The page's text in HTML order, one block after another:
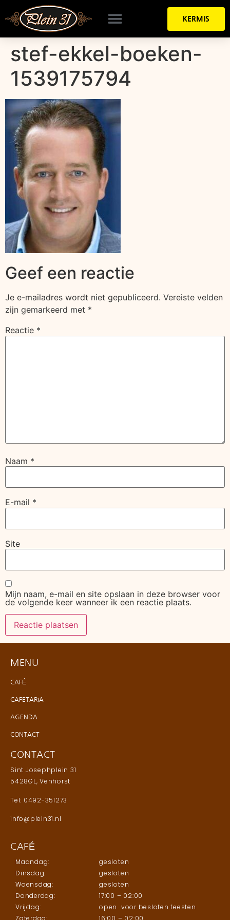
KERMIS
stef-ekkel-boeken-
1539175794
Geef een reactie
Je e-mailadres wordt niet gepubliceerd. Vereiste velden
zijn gemarkeerd met *
Reactie *
Naam *
E-mail *
Site
Mijn naam, e-mail en site opslaan in deze browser voor
de volgende keer wanneer ik een reactie plaats.
MENU
CAFÉ
CAFETARIA
AGENDA
CONTACT
CONTACT
Sint Josephplein 31
5428GL, Venhorst
Tel: 0492-351273
info@plein31.nl
CAFÉ
Maandag:
Dinsdag:
Woensdag:
Donderdag:
Vrijdag:
gesloten
gesloten
gesloten
17:00 – 02:00
open voor besloten feesten